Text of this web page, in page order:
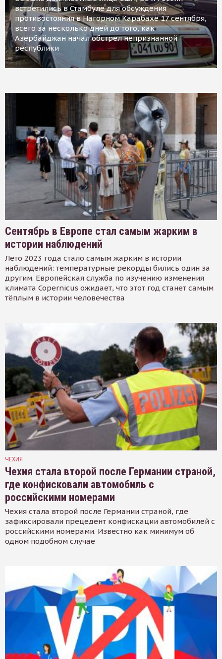
встретились в Стамбуле для обсуждения
противостояния в Нагорном Карабахе 17 сентября,
всего за несколько дней до того, как
Азербайджан начал обстрел непризнанной
республики
Сентябрь в Европе стал самым жарким в
истории наблюдений
Лето 2023 года стало самым жарким в истории
наблюдений: температурные рекорды бились один за
другим. Европейская служба по изучению изменения
климата Copernicus ожидает, что этот год станет самым
тёплым в истории человечества
ЧЕХИЯ
Чехия стала второй после Германии страной,
где конфисковали автомобиль с
российскими номерами
Чехия стала второй после Германии страной, где
зафиксировали прецедент конфискации автомобилей с
российскими номерами. Известно как минимум об
одном подобном случае